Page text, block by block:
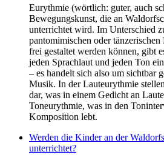
Eurythmie (wörtlich: guter, auch
Bewegungskunst, die an
unterrichtet wird. Im Unterschied
pantomimischen oder
frei gestaltet werden können, gibt
jeden Sprachlaut und jeden Ton
– es handelt sich also um sichtbar
Musik. In der Lauteurythmie
dar, was in einem Gedicht an
Toneurythmie, was in den
Komposition lebt.
Werden die Kinder an der
unterrichtet?